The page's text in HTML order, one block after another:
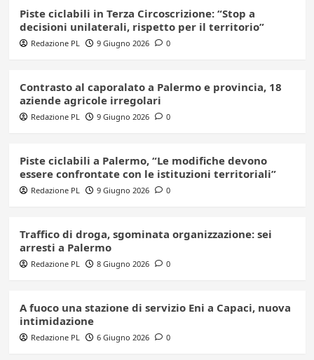
Piste ciclabili in Terza Circoscrizione: “Stop a
decisioni unilaterali, rispetto per il territorio”
Redazione PL 9 Giugno 2026 0
Contrasto al caporalato a Palermo e provincia, 18
aziende agricole irregolari
Redazione PL 9 Giugno 2026 0
Piste ciclabili a Palermo, “Le modifiche devono
essere confrontate con le istituzioni territoriali”
Redazione PL 9 Giugno 2026 0
Traffico di droga, sgominata organizzazione: sei
arresti a Palermo
Redazione PL 8 Giugno 2026 0
A fuoco una stazione di servizio Eni a Capaci, nuova
intimidazione
Redazione PL 6 Giugno 2026 0